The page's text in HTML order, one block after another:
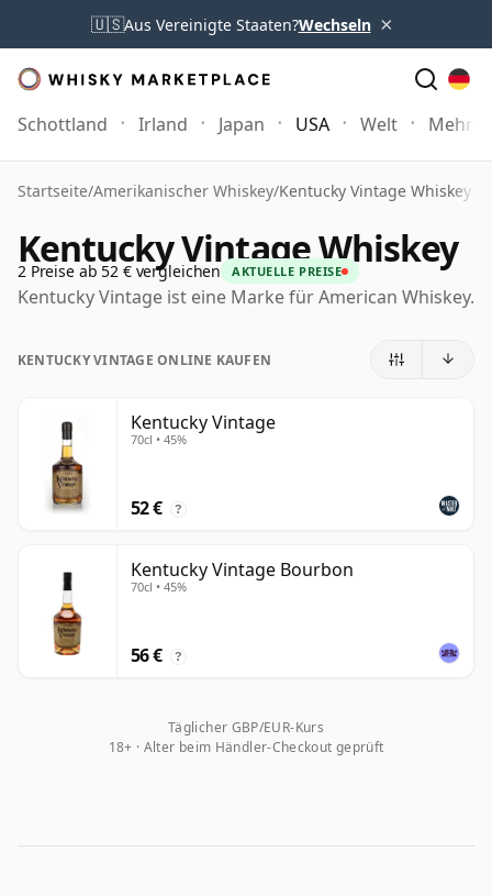
🇺🇸Aus Vereinigte Staaten?Wechseln ×
Schottland Irland Japan USA Welt Mehr
Startseite/Amerikanischer Whiskey/Kentucky Vintage Whiskey
Kentucky Vintage Whiskey
2 Preise ab 52 € vergleichen AKTUELLE PREISE
Kentucky Vintage ist eine Marke für American Whiskey.
KENTUCKY VINTAGE ONLINE KAUFEN
Kentucky Vintage
70cl • 45%
52 € ?
Kentucky Vintage Bourbon
70cl • 45%
56 € ?
Täglicher GBP/EUR-Kurs
18+ · Alter beim Händler-Checkout geprüft